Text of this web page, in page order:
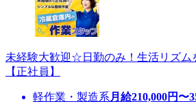
未経験大歓迎☆日勤のみ！生活リズム
【正社員】
軽作業・製造系 月給210,000円〜